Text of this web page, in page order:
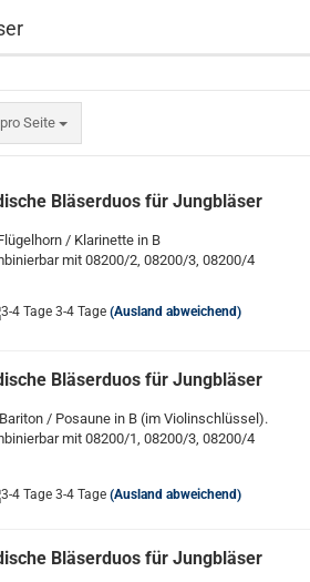
Seite
Seite
Bläserduos für Jungbläser
/ Klarinette in B
mit 08200/2, 08200/3, 08200/4
3-4 Tage (Ausland abweichend)
Bläserduos für Jungbläser
/ Posaune in B (im Violinschlüssel).
mit 08200/1, 08200/3, 08200/4
3-4 Tage (Ausland abweichend)
Bläserduos für Jungbläser